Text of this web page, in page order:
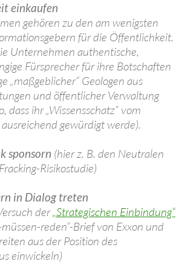
einkaufen
gehören zu den am wenigsten
für die Öffentlichkeit.
Unternehmen authentische,
Fürsprecher für ihre Botschaften
„maßgeblicher“ Geologen aus
und öffentlicher Verwaltung
dass ihr „Wissensschatz“ vom
gewürdigt werde).
sponsorn (hier z. B. den Neutralen
Risikostudie)
in Dialog treten
der„Strategischen Einbindung“
reden“-Brief von Exxon und
aus der Position des
einwickeln)